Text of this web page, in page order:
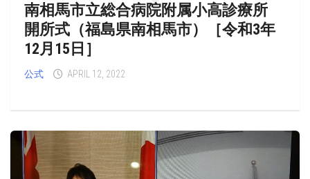
南相馬市立総合病院附属小高診療所
開所式（福島県南相馬市）［令和3年
12月15日］
公式 APRIL 12, 2022